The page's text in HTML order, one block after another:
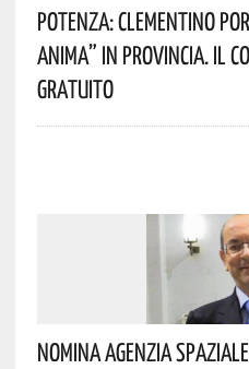
Potenza: Clementino
Anima” In Provincia. Il
Gratuito
Nomina Agenzia